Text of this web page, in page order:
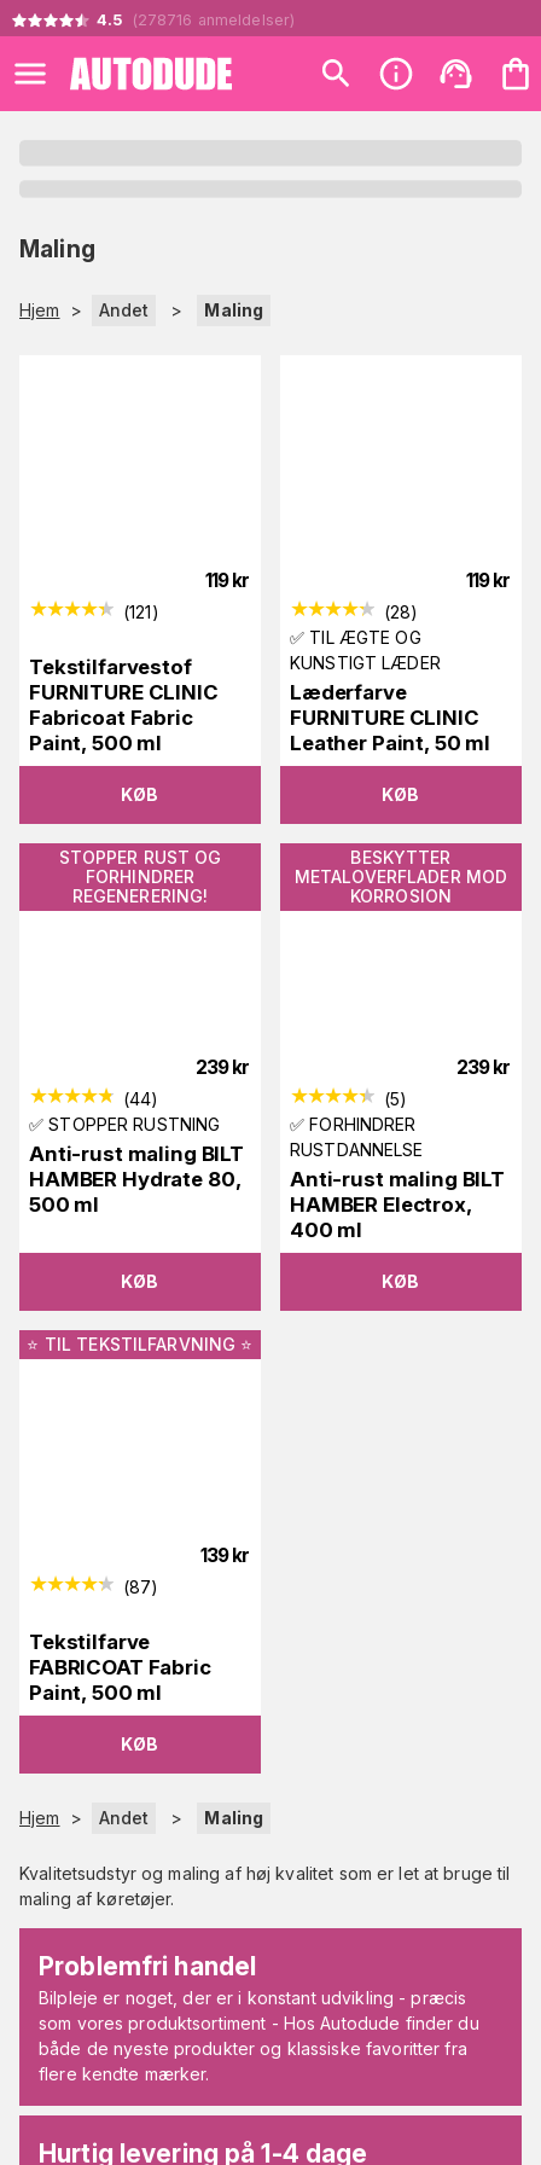
4.5 (278716 anmeldelser)
Maling
Hjem > Andet > Maling
119 kr
(121)
Tekstilfarvestof
FURNITURE CLINIC
Fabricoat Fabric
Paint, 500 ml
KØB
119 kr
(28)
✅ TIL ÆGTE OG
KUNSTIGT LÆDER
Læderfarve
FURNITURE CLINIC
Leather Paint, 50 ml
KØB
STOPPER RUST OG
FORHINDRER
REGENERERING!
239 kr
(44)
✅ STOPPER RUSTNING
Anti-rust maling BILT
HAMBER Hydrate 80,
500 ml
KØB
BESKYTTER
METALOVERFLADER MOD
KORROSION
239 kr
(5)
✅ FORHINDRER
RUSTDANNELSE
Anti-rust maling BILT
HAMBER Electrox,
400 ml
KØB
⭐️ TIL TEKSTILFARVNING ⭐️
139 kr
(87)
Tekstilfarve
FABRICOAT Fabric
Paint, 500 ml
KØB
Hjem > Andet > Maling
Kvalitetsudstyr og maling af høj kvalitet som er let at bruge til
maling af køretøjer.
Problemfri handel
Bilpleje er noget, der er i konstant udvikling - præcis
som vores produktsortiment - Hos Autodude finder du
både de nyeste produkter og klassiske favoritter fra
flere kendte mærker.
Hurtig levering på 1-4 dage